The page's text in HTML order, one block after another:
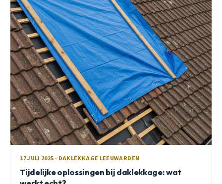
17 JULI 2025 · DAKLEKKAGE LEEUWARDEN
Tijdelijke oplossingen bij daklekkage: wat